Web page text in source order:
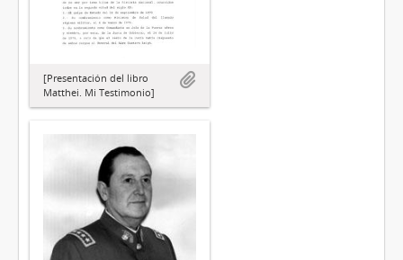
[Presentación del libro
Matthei. Mi Testimonio]